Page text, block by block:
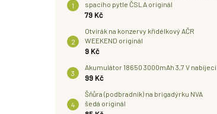
spacího pytle ČSLA originál
79 Kč
Otvírák na konzervy křídélkový AČR
WEEKEND originál
9 Kč
Akumulátor 18650 3000mAh 3,7 V nabíjecí
99 Kč
Šňůra (podbradník) na brigadýrku NVA
šedá originál